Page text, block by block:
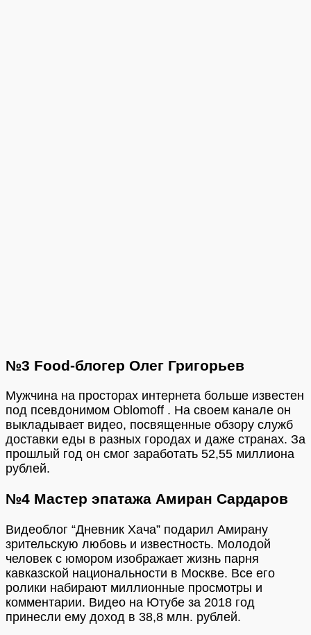
№3 Food-блогер Олег Григорьев
Мужчина на просторах интернета больше известен
под псевдонимом Oblomoff . На своем канале он
выкладывает видео, посвященные обзору служб
доставки еды в разных городах и даже странах. За
прошлый год он смог заработать 52,55 миллиона
рублей.
№4 Мастер эпатажа Амиран Сардаров
Видеоблог “Дневник Хача” подарил Амирану
зрительскую любовь и известность. Молодой
человек с юмором изображает жизнь парня
кавказской национальности в Москве. Все его
ролики набирают миллионные просмотры и
комментарии. Видео на Ютубе за 2018 год
принесли ему доход в 38,8 млн. рублей.